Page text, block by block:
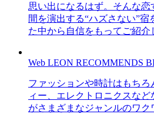
思い出になるはず。そんな
間を演出する“ハズさない”
た中から自信をもってご紹介
Web LEON RECOMMENDS
ファッションや時計はもち
ィー、エレクトロニクスな
がさまざまなジャンルのワ